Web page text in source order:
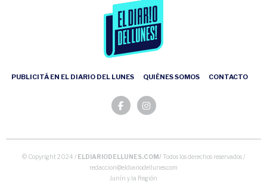
PUBLICITÁ EN EL DIARIO DEL LUNES QUIÉNES SOMOS CONTACTO
© Copyright 2024 / ELDIARIODELLUNES.COM/ Todos los derechos reservados /
redaccion@eldiariodellunes.com
Junín y la Región